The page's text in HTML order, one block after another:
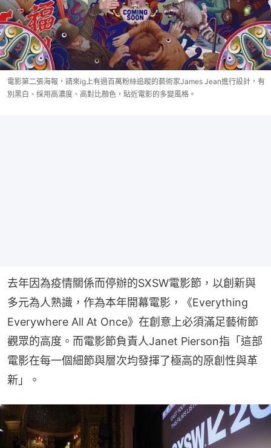
電影第二張海報，請來ig上有過百萬粉絲追蹤的藝術家James Jean進行設計，有
別黑白、採用高濃度、高對比顏色，貼近電影的多變風格。
去年因為疫情關係而停辦的SXSW電影節，以創新與
多元為人熟識，作為本年開幕電影，《Everything
Everywhere All At Once》在創意上必須滿足藝術節
觀眾的高度。而電影節負責人Janet Pierson指「這部
電影在每一個細節與層次均發揮了極高的原創性與革
新」。